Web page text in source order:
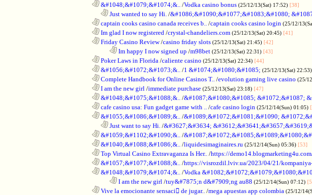
&#1048;&#1079;&#1074;&.. /Vodka casino bonus (25/12/13(Sat) 17:52) [38]
Just wanted to say Hi. /&#1086;&#1090;&#1077;&#1083;&#1080;
captain cooks casino canada receives b.. /captain cooks casino login (25/12/
Im glad I now registered /crystal-chandeliers.com (25/12/13(Sat) 20:45) [41]
Friday Casino Review/casino friday slots (25/12/13(Sat) 21:45) [42]
Im happy I now signed up /m98bet (25/12/13(Sat) 22:31) [43]
Poker Laws in Florida /caliente casino (25/12/13(Sat) 22:34) [44]
&#1056;&#1072;&#1073;&.. /1 &#1074;&#1080;&#1085; (25/12/13(Sat) 22:53)
Complete Handbook for Online Casinos T.. /evolution gaming live casino (25/
I am the new girl /immediate purchase (25/12/13(Sat) 23:18) [47]
&#1048;&#1075;&#1088;&.. /&#1087;&#1080;&#1085; &#1072;&#1087;
cafe casino usa: Fun gadget game with .. /cafe casino login (25/12/14(Sun) 01:05)
&#1055;&#1086;&#1089;&.. /&#1089;&#1072;&#1081;&#1090;
Just want to say Hi. /&#3627;&#3634;
&#1059;&#1102;&#1090;&.. /
&#1040;&#1088;&#1086;&.. /liquidesimaginaires.ru (25/12/14(Sun) 05:36) [53]
Top Virtual Casino Extravaganza Is Her.. /https://
&#1057;&#1077;&#1088;&.. /https://visrozdil.lviv.ua/2023/04/21/
&#1048;&#1079;&#1074;&.. /Vodka
I am the new girl /tuy&#7875;n d&#7909;ng au88 (25/12/14(Sun) 07:12)
Vive la emocionante sensaci de jugar.. /mega apuestas app colombia (25/12/